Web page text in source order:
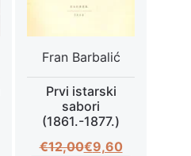
Fran Barbalić
Prvi istarski
sabori
(1861.-1877.)
€12,00Izvorna
€9,60
Trenutna